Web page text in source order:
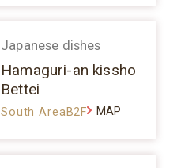
Japanese dishes
Hamaguri-an kissho
Bettei
South AreaB2F MAP